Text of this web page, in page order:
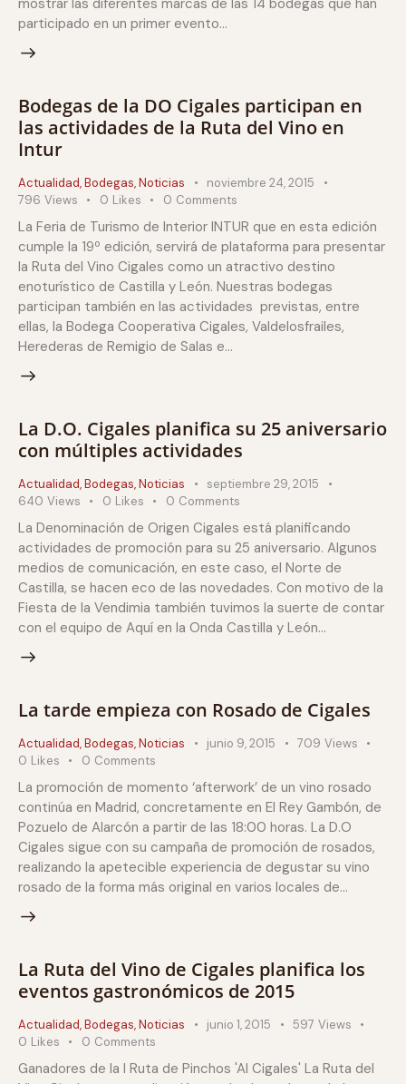
participado en un primer evento…
Bodegas de la DO Cigales participan en
las actividades de la Ruta del Vino en
Intur
Actualidad,Bodegas,Noticias
noviembre 24, 2015
796 Views 0 Likes 0 Comments
La Feria de Turismo de Interior INTUR que en esta edición
cumple la 19º edición, servirá de plataforma para presentar
la Ruta del Vino Cigales como un atractivo destino
enoturístico de Castilla y León. Nuestras bodegas
participan también en las actividades previstas, entre
ellas, la Bodega Cooperativa Cigales, Valdelosfrailes,
Herederas de Remigio de Salas e…
La D.O. Cigales planifica su 25 aniversario
con múltiples actividades
Actualidad,Bodegas,Noticias
septiembre 29, 2015
640 Views 0 Likes 0 Comments
La Denominación de Origen Cigales está planificando
actividades de promoción para su 25 aniversario. Algunos
medios de comunicación, en este caso, el Norte de
Castilla, se hacen eco de las novedades. Con motivo de la
Fiesta de la Vendimia también tuvimos la suerte de contar
con el equipo de Aquí en la Onda Castilla y León…
La tarde empieza con Rosado de Cigales
Actualidad,Bodegas,Noticias junio 9, 2015 709 Views
0 Likes 0 Comments
La promoción de momento ‘afterwork’ de un vino rosado
continúa en Madrid, concretamente en El Rey Gambón, de
Pozuelo de Alarcón a partir de las 18:00 horas. La D.O
Cigales sigue con su campaña de promoción de rosados,
realizando la apetecible experiencia de degustar su vino
rosado de la forma más original en varios locales de…
La Ruta del Vino de Cigales planifica los
eventos gastronómicos de 2015
Actualidad,Bodegas,Noticias junio 1, 2015 597 Views
0 Likes 0 Comments
Ganadores de la I Ruta de Pinchos 'Al Cigales' La Ruta del